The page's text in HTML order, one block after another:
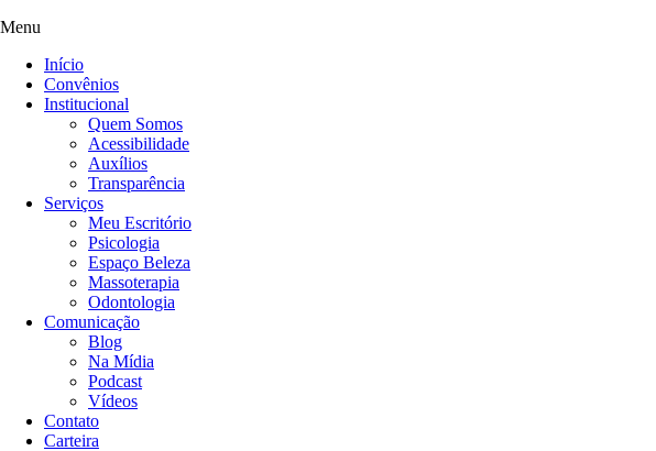
Menu
Início
Convênios
Institucional
Quem Somos
Acessibilidade
Auxílios
Transparência
Serviços
Meu Escritório
Psicologia
Espaço Beleza
Massoterapia
Odontologia
Comunicação
Blog
Na Mídia
Podcast
Vídeos
Contato
Carteira